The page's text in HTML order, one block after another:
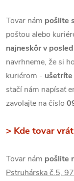
Tovar nám pošlite
poštou alebo
najneskôr v
navrhneme, že si
kuriérom - ušetríte
stačí nám napísať
zavolajte na číslo
> Kde tovar
Tovar nám pošlite
Pstruhárska č.5,